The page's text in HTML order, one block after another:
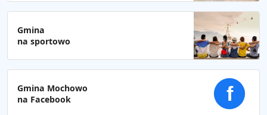
Gmina
na sportowo
Gmina Mochowo
na Facebook
f